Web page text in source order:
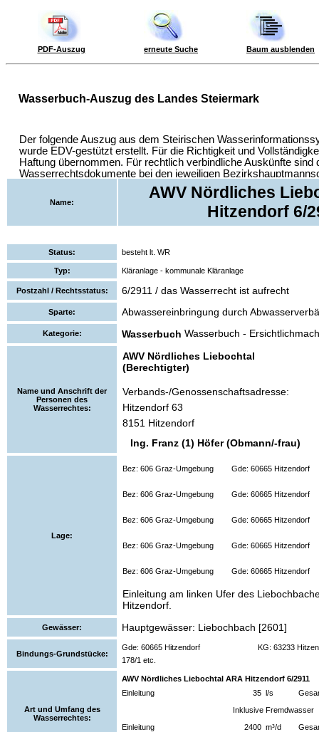
PDF-Auszug erneute Suche Baum ausblenden
Name:
AWV Nördliches
Hitzendorf 6/
Status: besteht lt. WR
Typ: Kläranlage - kommunale Kläranlage
Postzahl / Rechtsstatus: 6/2911 / das Wasserrecht ist aufrecht
Sparte: Abwassereinbringung durch
Kategorie: Wasserbuch Wasserbuch -
Name und Anschrift der
Personen des
Wasserrechtes:
AWV Nördliches Liebochtal
(Berechtigter)
Verbands-/Genossenschaftsadresse:
Hitzendorf 63
8151 Hitzendorf
Ing. Franz (1) Höfer (Obmann/-frau)
Lage:
Bez: 606 Graz-Umgebung Gde: 60665 Hitzendorf
Bez: 606 Graz-Umgebung Gde: 60665 Hitzendorf
Bez: 606 Graz-Umgebung Gde: 60665 Hitzendorf
Bez: 606 Graz-Umgebung Gde: 60665 Hitzendorf
Bez: 606 Graz-Umgebung Gde: 60665 Hitzendorf
Einleitung am linken Ufer des
Hitzendorf.
Gewässer: Hauptgewässer: Liebochbach [2601]
Bindungs-Grundstücke:
Gde: 60665 Hitzendorf
KG: 63233
178/1 etc.
Art und Umfang des
Wasserrechtes:
AWV Nördliches Liebochtal ARA Hitzendorf 6/2911
Einleitung
35 l/s
Inklusive Fremdwasser
Einleitung
2400 m³/d